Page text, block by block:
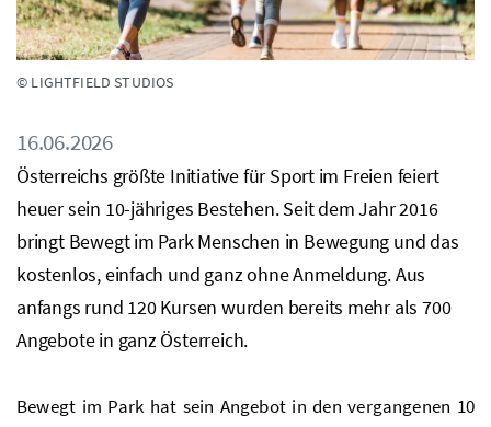
© LIGHTFIELD STUDIOS
16.06.2026
Österreichs größte Initiative für Sport im Freien feiert
heuer sein 10-jähriges Bestehen. Seit dem Jahr 2016
bringt Bewegt im Park Menschen in Bewegung und das
kostenlos, einfach und ganz ohne Anmeldung. Aus
anfangs rund 120 Kursen wurden bereits mehr als 700
Angebote in ganz Österreich.
Bewegt im Park hat sein Angebot in den vergangenen 10